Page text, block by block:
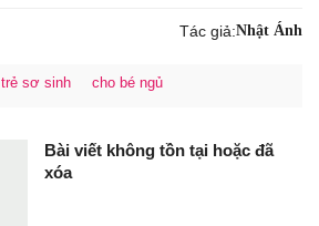
Tác giả:Nhật Ánh
trẻ sơ sinh cho bé ngủ
Bài viết không tồn tại hoặc đã
xóa